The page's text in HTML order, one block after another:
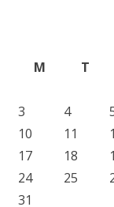
M
T
3
4
10
11
17
18
24
25
31